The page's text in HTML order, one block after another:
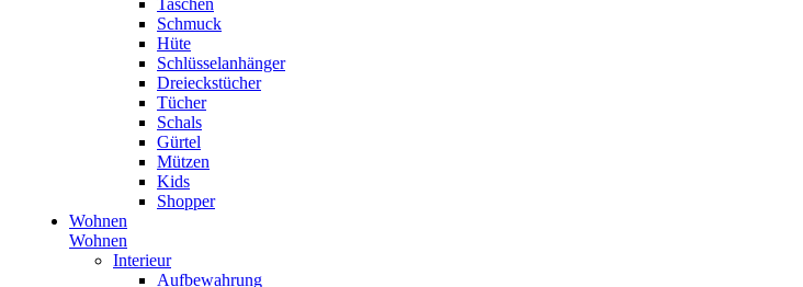
Taschen
Schmuck
Hüte
Schlüsselanhänger
Dreieckstücher
Tücher
Schals
Gürtel
Mützen
Kids
Shopper
Wohnen
Wohnen
Interieur
Aufbewahrung